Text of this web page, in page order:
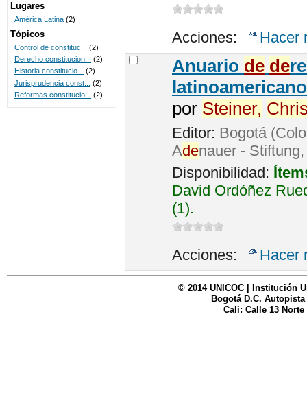
Acciones: Hacer
Anuario de de
por Steiner,
Editor: Bogotá
Adenauer -
Disponibilidad:
David Ordóñez
(1).
Acciones: Hacer
Lugares
América Latina (2)
Tópicos
Control de constituc...
(2)
Derecho constitucion...
(2)
Historia constitucio... (2)
Jurisprudencia const...
(2)
Reformas constitucio...
(2)
© 2014 UNICOC | Institución
Bogotá D.C. Autopista
Cali: Calle 13 Norte